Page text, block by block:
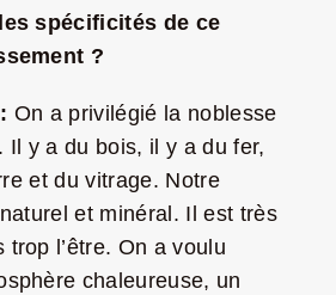
spécificités de ce
?
On a privilégié la noblesse
Il y a du bois, il y a du fer,
et du vitrage. Notre
et minéral. Il est très
trop l’être. On a voulu
chaleureuse, un